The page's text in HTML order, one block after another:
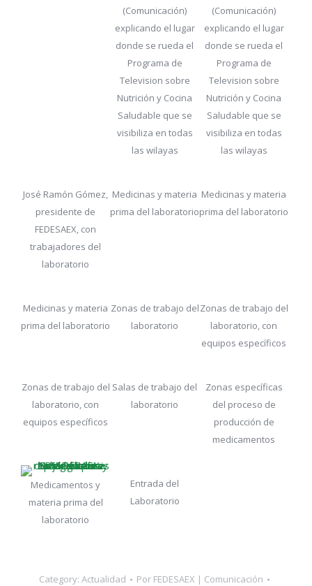
(Comunicación)
explicando el lugar
donde se rueda el
Programa de
Television sobre
Nutrición y Cocina
Saludable que se
visibiliza en todas
las wilayas
(Comunicación)
explicando el lugar
donde se rueda el
Programa de
Television sobre
Nutrición y Cocina
Saludable que se
visibiliza en todas
las wilayas
José Ramón Gómez,
presidente de
FEDESAEX, con
trabajadores del
laboratorio
Medicinas y materia
prima del laboratorio
Medicinas y materia
prima del laboratorio
Medicinas y materia
prima del laboratorio
Zonas de trabajo del
laboratorio
Zonas de trabajo del
laboratorio, con
equipos específicos
Zonas de trabajo del
laboratorio, con
equipos específicos
Salas de trabajo del
laboratorio
Zonas específicas
del proceso de
producción de
medicamentos
Medicamentos y
materia prima del
laboratorio
Entrada del
Laboratorio
Category: Actualidad Por FEDESAEX | Comunicación